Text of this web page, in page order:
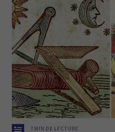
7 MIN DE LECTURE